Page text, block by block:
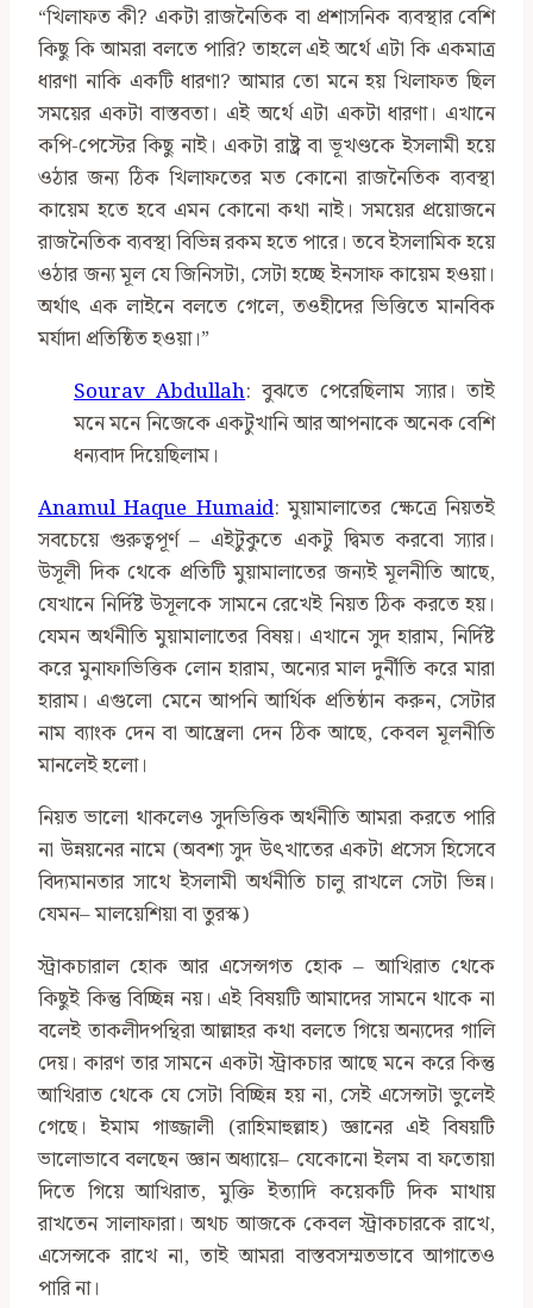
“খিলাফত কী? একটা রাজনৈতিক বা প্রশাসনিক ব্যবস্থার বেশি
কিছু কি আমরা বলতে পারি? তাহলে এই অর্থে এটা কি একমাত্র
ধারণা নাকি একটি ধারণা? আমার তো মনে হয় খিলাফত ছিল
সময়ের একটা বাস্তবতা। এই অর্থে এটা একটা ধারণা। এখানে
কপি-পেস্টের কিছু নাই। একটা রাষ্ট্র বা ভূখণ্ডকে ইসলামী হয়ে
ওঠার জন্য ঠিক খিলাফতের মত কোনো রাজনৈতিক ব্যবস্থা
কায়েম হতে হবে এমন কোনো কথা নাই। সময়ের প্রয়োজনে
রাজনৈতিক ব্যবস্থা বিভিন্ন রকম হতে পারে। তবে ইসলামিক হয়ে
ওঠার জন্য মূল যে জিনিসটা, সেটা হচ্ছে ইনসাফ কায়েম হওয়া।
অর্থাৎ এক লাইনে বলতে গেলে, তওহীদের ভিত্তিতে মানবিক
মর্যাদা প্রতিষ্ঠিত হওয়া।”
Sourav Abdullah: বুঝতে পেরেছিলাম স্যার। তাই
মনে মনে নিজেকে একটুখানি আর আপনাকে অনেক বেশি
ধন্যবাদ দিয়েছিলাম।
Anamul Haque Humaid: মুয়ামালাতের ক্ষেত্রে নিয়তই
সবচেয়ে গুরুত্বপূর্ণ – এইটুকুতে একটু দ্বিমত করবো স্যার।
উসূলী দিক থেকে প্রতিটি মুয়ামালাতের জন্যই মূলনীতি আছে,
যেখানে নির্দিষ্ট উসূলকে সামনে রেখেই নিয়ত ঠিক করতে হয়।
যেমন অর্থনীতি মুয়ামালাতের বিষয়। এখানে সুদ হারাম, নির্দিষ্ট
করে মুনাফাভিত্তিক লোন হারাম, অন্যের মাল দুর্নীতি করে মারা
হারাম। এগুলো মেনে আপনি আর্থিক প্রতিষ্ঠান করুন, সেটার
নাম ব্যাংক দেন বা আম্ব্রেলা দেন ঠিক আছে, কেবল মূলনীতি
মানলেই হলো।
নিয়ত ভালো থাকলেও সুদভিত্তিক অর্থনীতি আমরা করতে পারি
না উন্নয়নের নামে (অবশ্য সুদ উৎখাতের একটা প্রসেস হিসেবে
বিদ্যমানতার সাথে ইসলামী অর্থনীতি চালু রাখলে সেটা ভিন্ন।
যেমন– মালয়েশিয়া বা তুরস্ক)
স্ট্রাকচারাল হোক আর এসেন্সগত হোক – আখিরাত থেকে
কিছুই কিন্তু বিচ্ছিন্ন নয়। এই বিষয়টি আমাদের সামনে থাকে না
বলেই তাকলীদপন্থিরা আল্লাহর কথা বলতে গিয়ে অন্যদের গালি
দেয়। কারণ তার সামনে একটা স্ট্রাকচার আছে মনে করে কিন্তু
আখিরাত থেকে যে সেটা বিচ্ছিন্ন হয় না, সেই এসেন্সটা ভুলেই
গেছে। ইমাম গাজ্জালী (রাহিমাহুল্লাহ) জ্ঞানের এই বিষয়টি
ভালোভাবে বলছেন জ্ঞান অধ্যায়ে– যেকোনো ইলম বা ফতোয়া
দিতে গিয়ে আখিরাত, মুক্তি ইত্যাদি কয়েকটি দিক মাথায়
রাখতেন সালাফারা। অথচ আজকে কেবল স্ট্রাকচারকে রাখে,
এসেন্সকে রাখে না, তাই আমরা বাস্তবসম্মতভাবে আগাতেও
পারি না।